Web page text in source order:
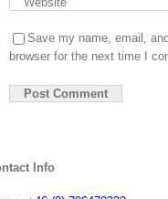
Save my name, email,
browser for the next time I
Info